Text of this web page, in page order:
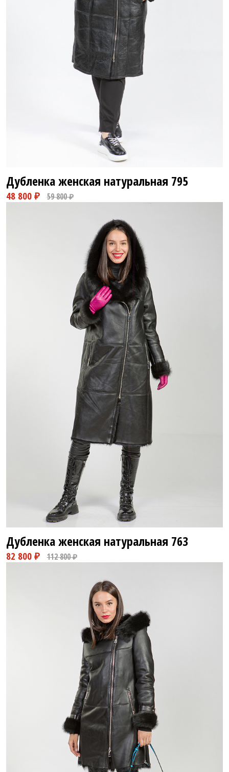
112 795 ₽
Дубленка женская натуральная 795
59 800 ₽
Дубленка женская натуральная 763